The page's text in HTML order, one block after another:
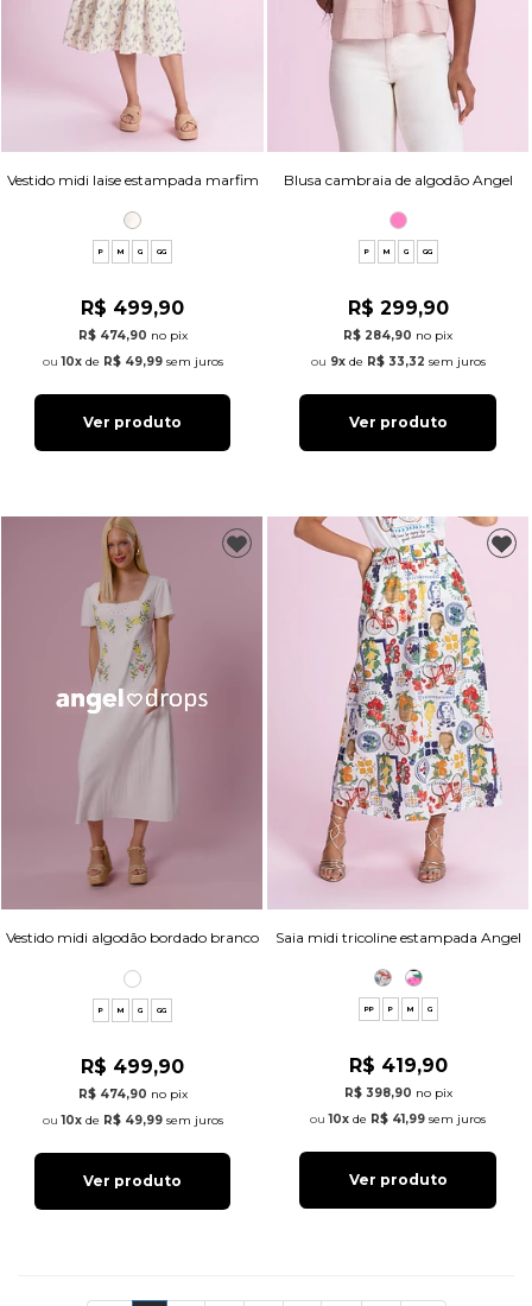
Vestido midi laise estampada marfim
P M G GG
R$ 499,90
R$ 474,90 no pix
10xde R$ 49,99sem juros
Ver produto
Blusa cambraia de algodão Angel
P M G GG
R$ 299,90
R$ 284,90 no pix
9xde R$ 33,32 sem juros
Ver produto
Vestido midi algodão bordado branco
P M G GG
R$ 499,90
R$ 474,90 no pix
10xde R$ 49,99sem juros
Ver produto
Saia midi tricoline estampada Angel
PP P M G
R$ 419,90
R$ 398,90 no pix
10x de R$ 41,99 sem juros
Ver produto